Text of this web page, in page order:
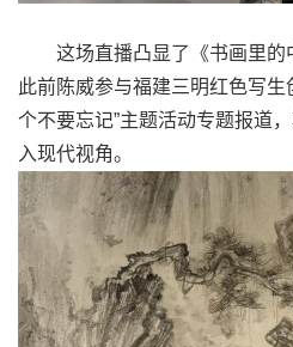
这场直播凸显了《书画里的
此前陈威参与福建三明红色写生
个不要忘记”主题活动专题报道
入现代视角。